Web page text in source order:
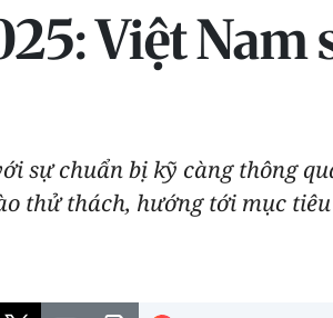
Việt Nam
sự chuẩn bị kỹ càng thông
thử thách, hướng tới mục